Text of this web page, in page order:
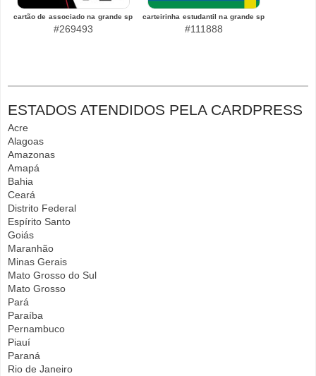
cartão de associado na grande sp
#269493
carteirinha estudantil na grande sp
#111888
ESTADOS ATENDIDOS PELA CARDPRESS
Acre
Alagoas
Amazonas
Amapá
Bahia
Ceará
Distrito Federal
Espírito Santo
Goiás
Maranhão
Minas Gerais
Mato Grosso do Sul
Mato Grosso
Pará
Paraíba
Pernambuco
Piauí
Paraná
Rio de Janeiro